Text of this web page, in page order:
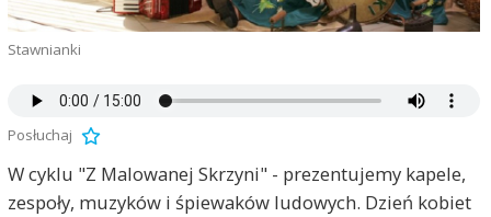
Stawnianki
Posłuchaj
W cyklu "Z Malowanej Skrzyni" - prezentujemy kapele,
zespoły, muzyków i śpiewaków ludowych. Dzień kobiet